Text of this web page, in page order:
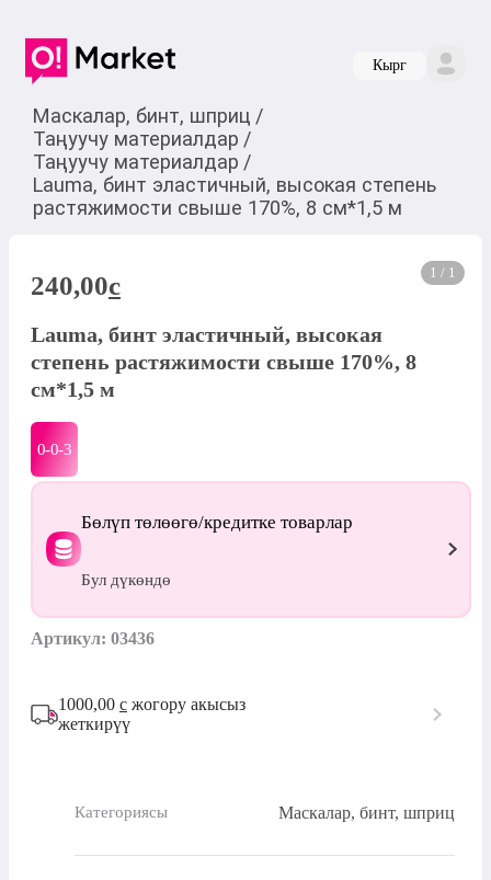
Кырг
Маскалар, бинт, шприц /
Таңуучу материалдар /
Таңуучу материалдар /
Lauma, бинт эластичный, высокая степень
растяжимости свыше 170%, 8 см*1,5 м
1 / 1
240,00c
Lauma, бинт эластичный, высокая
степень растяжимости свыше 170%, 8
см*1,5 м
0-0-3
Бөлүп төлөөгө/кредитке товарлар
Бул дүкөндө
Артикул: 03436
1000,00 с жогору акысыз
жеткирүү
Категориясы Маскалар, бинт, шприц